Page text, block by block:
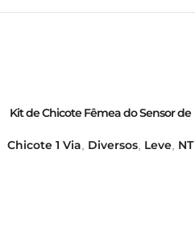
Kit de Chicote Fêmea do Sensor de
Chicote 1 Via Diversos Leve NT